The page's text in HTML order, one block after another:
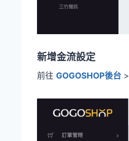
新增金流設定
前往 GOGOSHOP後台 >